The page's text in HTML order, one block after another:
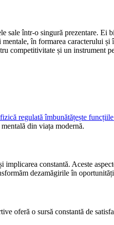
într-o singură prezentare. Ei
în formarea caracterului
competitivitate și un instrument
regulată îmbunătățește
din viața modernă.
implicarea constantă. Aceste
dezamăgirile în
oferă o sursă constantă de